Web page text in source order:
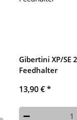
Gibertini XP/SE
Feedhalter
13,90 €*